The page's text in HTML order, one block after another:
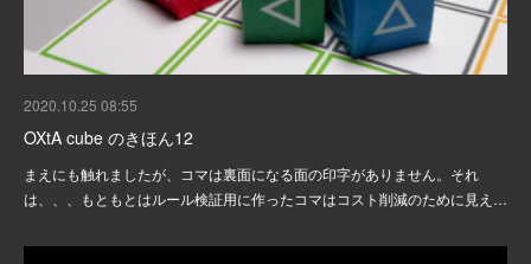
2020.10.25 08:55
OXtA cube のきほん12
まえにも触れましたが、コマは裏面になる面の印字がありません。それ
は、、、もともとはルール検証用に作ったコマはコスト削減のために見え…